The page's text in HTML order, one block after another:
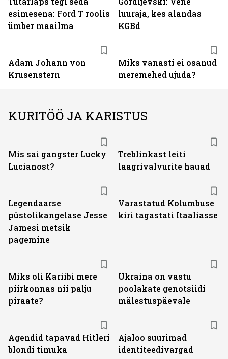
esimesena: Ford T roolis
ümber maailma
luuraja, kes alandas
KGBd
Adam Johann von
Krusenstern
Miks vanasti ei osanud
meremehed ujuda?
KURITÖÖ JA KARISTUS
Mis sai gangster Lucky
Lucianost?
Treblinkast leiti
laagrivalvurite hauad
Legendaarse
püstolikangelase Jesse
Jamesi metsik
pagemine
Varastatud Kolumbuse
kiri tagastati Itaaliasse
Miks oli Kariibi mere
piirkonnas nii palju
piraate?
Ukraina on vastu
poolakate genotsiidi
mälestuspäevale
Agendid tapavad Hitleri
blondi timuka
Ajaloo suurimad
identiteedivargad